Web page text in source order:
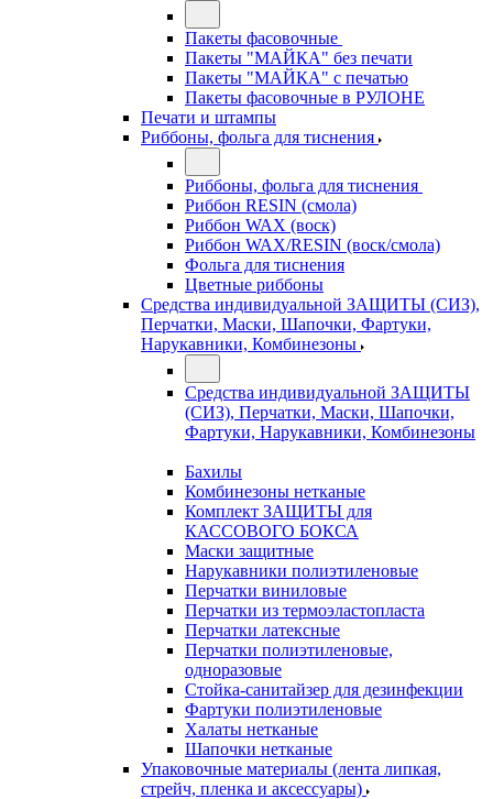
Пакеты фасовочные
Пакеты "МАЙКА" без печати
Пакеты "МАЙКА" с печатью
Пакеты фасовочные в РУЛОНЕ
Печати и штампы
Риббоны, фольга для тиснения
Риббоны, фольга для тиснения
Риббон RESIN (смола)
Риббон WAX (воск)
Риббон WAX/RESIN (воск/смола)
Фольга для тиснения
Цветные риббоны
Средства индивидуальной ЗАЩИТЫ (СИЗ),
Перчатки, Маски, Шапочки, Фартуки,
Нарукавники, Комбинезоны
Средства индивидуальной ЗАЩИТЫ
(СИЗ), Перчатки, Маски, Шапочки,
Фартуки, Нарукавники, Комбинезоны
Бахилы
Комбинезоны нетканые
Комплект ЗАЩИТЫ для
КАССОВОГО БОКСА
Маски защитные
Нарукавники полиэтиленовые
Перчатки виниловые
Перчатки из термоэластопласта
Перчатки латексные
Перчатки полиэтиленовые,
одноразовые
Стойка-санитайзер для дезинфекции
Фартуки полиэтиленовые
Халаты нетканые
Шапочки нетканые
Упаковочные материалы (лента липкая,
стрейч, пленка и аксессуары)